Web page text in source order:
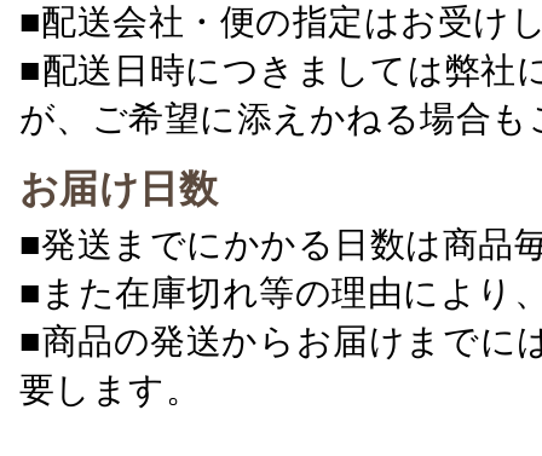
■配送会社・便の指定はお受け
■配送日時につきましては弊社
が、ご希望に添えかねる場合
お届け日数
■発送までにかかる日数は商品
■また在庫切れ等の理由により
■商品の発送からお届けまでに
要します。